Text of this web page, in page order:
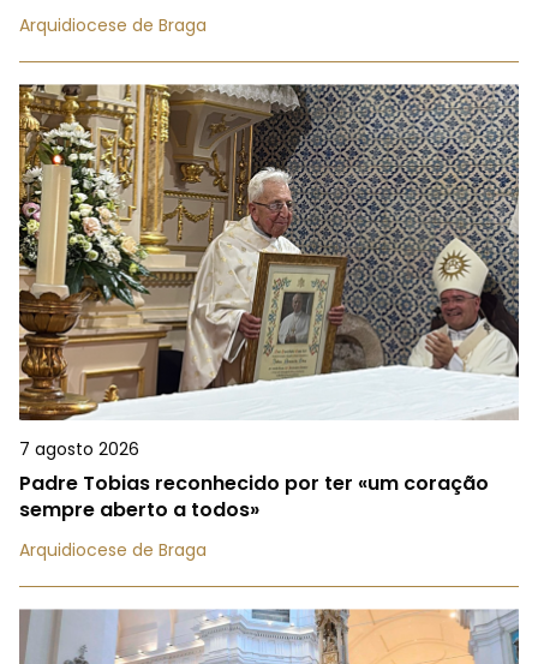
Arquidiocese de Braga
7 agosto 2026
Padre Tobias reconhecido por ter «um coração
sempre aberto a todos»
Arquidiocese de Braga